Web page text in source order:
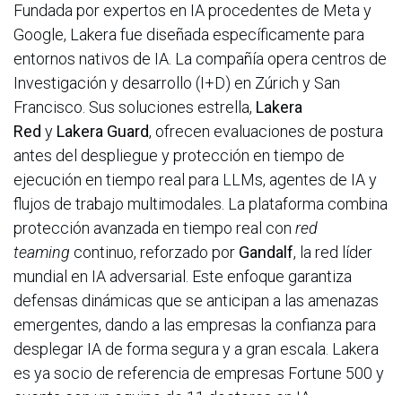
Fundada por expertos en IA procedentes de Meta y
Google, Lakera fue diseñada específicamente para
entornos nativos de IA. La compañía opera centros de
Investigación y desarrollo (I+D) en Zúrich y San
Francisco. Sus soluciones estrella, Lakera
Red y Lakera Guard, ofrecen evaluaciones de postura
antes del despliegue y protección en tiempo de
ejecución en tiempo real para LLMs, agentes de IA y
flujos de trabajo multimodales. La plataforma combina
protección avanzada en tiempo real con red
teaming continuo, reforzado por Gandalf, la red líder
mundial en IA adversarial. Este enfoque garantiza
defensas dinámicas que se anticipan a las amenazas
emergentes, dando a las empresas la confianza para
desplegar IA de forma segura y a gran escala. Lakera
es ya socio de referencia de empresas Fortune 500 y